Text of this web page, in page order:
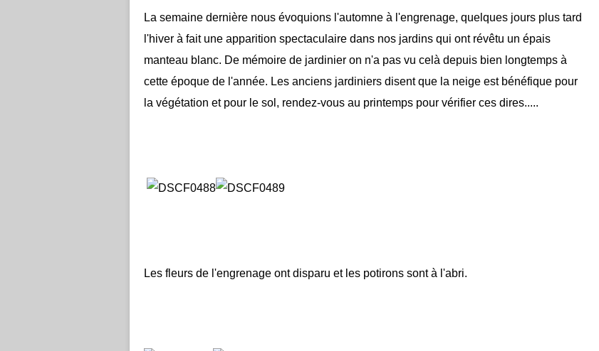
La semaine dernière nous évoquions l'automne à l'engrenage, quelques jours plus tard
l'hiver à fait une apparition spectaculaire dans nos jardins qui ont révêtu un épais
manteau blanc. De mémoire de jardinier on n'a pas vu celà depuis bien longtemps à
cette époque de l'année. Les anciens jardiniers disent que la neige est bénéfique pour
la végétation et pour le sol, rendez-vous au printemps pour vérifier ces dires.....
Les fleurs de l'engrenage ont disparu et les potirons sont à l'abri.